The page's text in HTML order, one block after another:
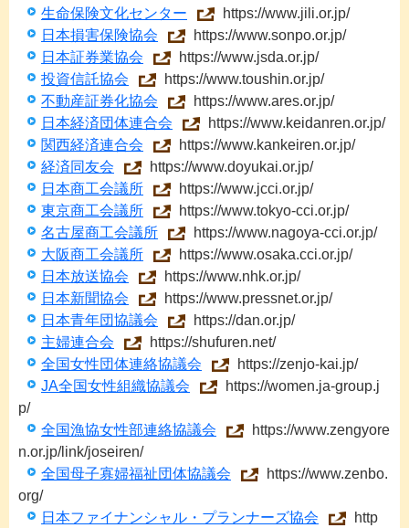
生命保険文化センター
https://www.jili.or.jp/
日本損害保険協会
https://www.sonpo.or.jp/
日本証券業協会
https://www.jsda.or.jp/
投資信託協会
https://www.toushin.or.jp/
不動産証券化協会
https://www.ares.or.jp/
日本経済団体連合会
https://www.keidanren.or.jp/
関西経済連合会
https://www.kankeiren.or.jp/
経済同友会
https://www.doyukai.or.jp/
日本商工会議所
https://www.jcci.or.jp/
東京商工会議所
https://www.tokyo-cci.or.jp/
名古屋商工会議所
https://www.nagoya-cci.or.jp/
大阪商工会議所
https://www.osaka.cci.or.jp/
日本放送協会
https://www.nhk.or.jp/
日本新聞協会
https://www.pressnet.or.jp/
日本青年団協議会
https://dan.or.jp/
主婦連合会
https://shufuren.net/
全国女性団体連絡協議会
https://zenjo-kai.jp/
JA全国女性組織協議会
https://women.ja-group.j
p/
全国漁協女性部連絡協議会
https://www.zengyore
n.or.jp/link/joseiren/
全国母子寡婦福祉団体協議会
https://www.zenbo.
org/
日本ファイナンシャル・プランナーズ協会
http